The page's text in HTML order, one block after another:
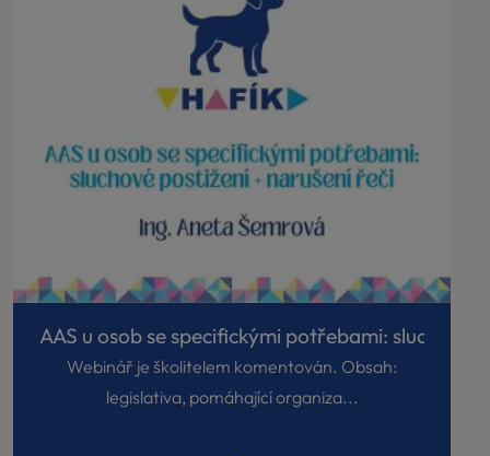
AAS u osob se specifickými potřebami:
Webinář je školitelem komentován. Obsah:
legislativa, pomáhající organiza...